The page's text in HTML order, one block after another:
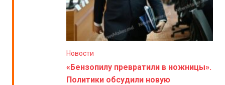
Новости
«Бензопилу превратили в ножницы».
Политики обсудили новую